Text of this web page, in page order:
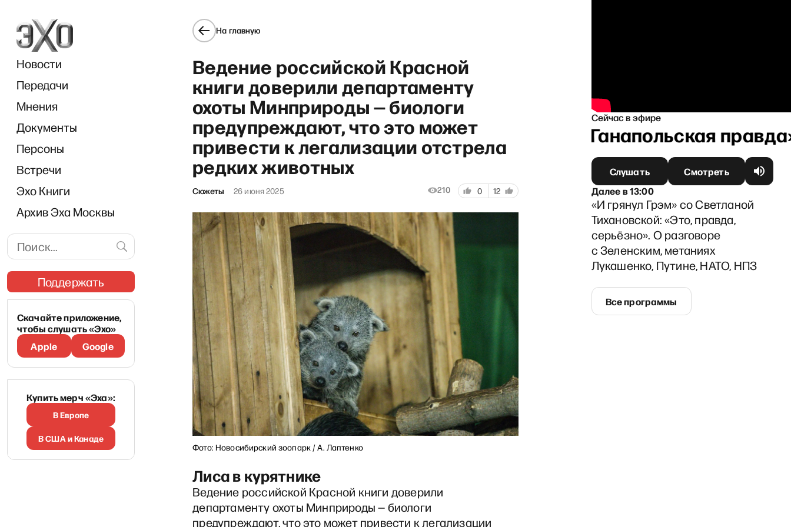
Новости
Передачи
Мнения
Документы
Персоны
Встречи
Эхо Книги
Архив Эха Москвы
Поддержать
Скачайте приложение,
чтобы слушать «Эхо»
Apple
Google
Купить мерч «Эха»:
В Европе
В США и Канаде
На главную
Ведение российской Красной
книги доверили департаменту
охоты Минприроды — биологи
предупреждают, что это может
привести к легализации отстрела
редких животных
Сюжеты 26 июня 2025 210 0 12
Фото: Новосибирский зоопарк / А. Лаптенко
Лиса в курятнике
Ведение российской Красной книги доверили
департаменту охоты Минприроды — биологи
предупреждают, что это может привести к легализации
Сейчас в эфире
«Ганапольская правда»
Слушать
Смотреть
Далеев13:00
«И грянул Грэм» со Светланой
Тихановской: «Это, правда,
серьёзно». О разговоре
с Зеленским, метаниях
Лукашенко, Путине, НАТО, НПЗ
Все программы